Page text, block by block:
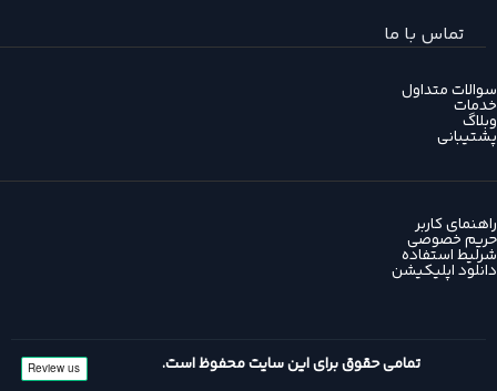
تماس با ما
سوالات متداول
خدمات
وبلاگ
پشتیبانی
راهنمای کاربر
حریم خصوصی
شرلیط استفاده
دانلود اپلیکیشن
تمامی حقوق برای این سایت محفوظ است.